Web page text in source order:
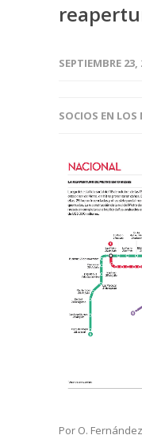
SEPTIEMBRE 23,
SOCIOS EN LOS
Por O.